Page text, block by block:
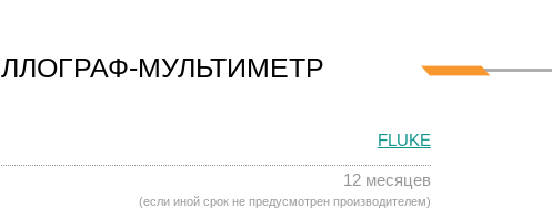
МУЛЬТИМЕТР
FLUKE
12 месяцев
(если иной срок не предусмотрен производителем)